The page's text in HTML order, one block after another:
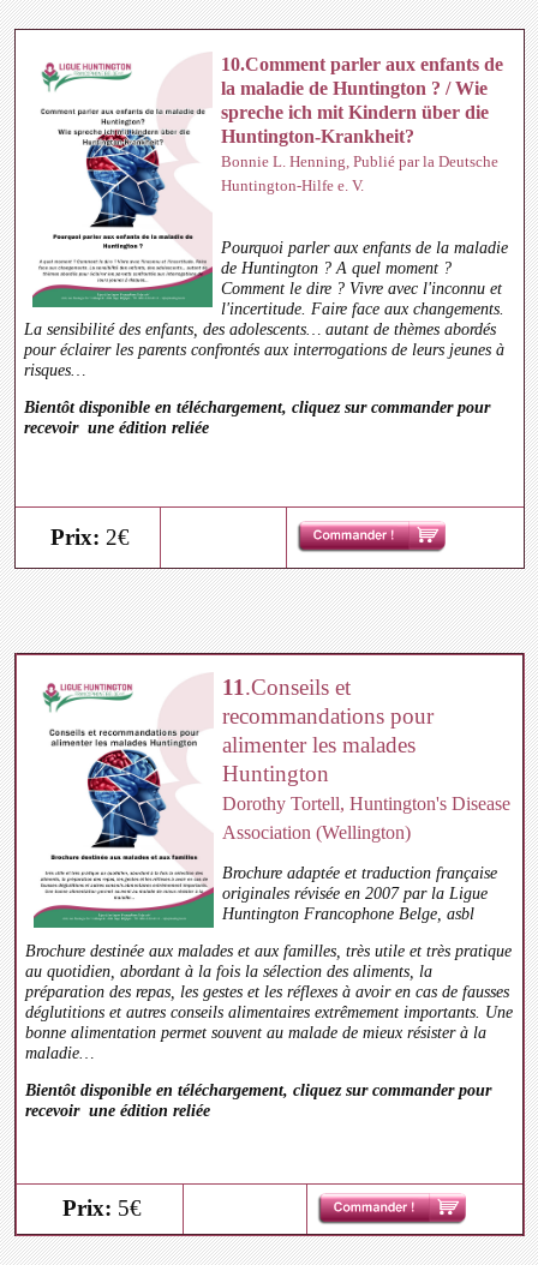
10.Comment parler aux enfants de
la maladie de Huntington ? / Wie
spreche ich mit Kindern über die
Huntington-Krankheit?
Bonnie L. Henning, Publié par la Deutsche
Huntington-Hilfe e. V.
Pourquoi parler aux enfants de la maladie
de Huntington ? A quel moment ?
Comment le dire ? Vivre avec l'inconnu et
l'incertitude. Faire face aux changements.
La sensibilité des enfants, des adolescents… autant de thèmes abordés
pour éclairer les parents confrontés aux interrogations de leurs jeunes à
risques…
Bientôt disponible en téléchargement, cliquez sur commander pour
recevoir une édition reliée
Prix: 2€
11.Conseils et
recommandations pour
alimenter les malades
Huntington
Dorothy Tortell, Huntington's Disease
Association (Wellington)
Brochure adaptée et traduction française
originales révisée en 2007 par la Ligue
Huntington Francophone Belge, asbl
Brochure destinée aux malades et aux familles, très utile et très pratique
au quotidien, abordant à la fois la sélection des aliments, la
préparation des repas, les gestes et les réflexes à avoir en cas de fausses
déglutitions et autres conseils alimentaires extrêmement importants. Une
bonne alimentation permet souvent au malade de mieux résister à la
maladie…
Bientôt disponible en téléchargement, cliquez sur commander pour
recevoir une édition reliée
Prix: 5€